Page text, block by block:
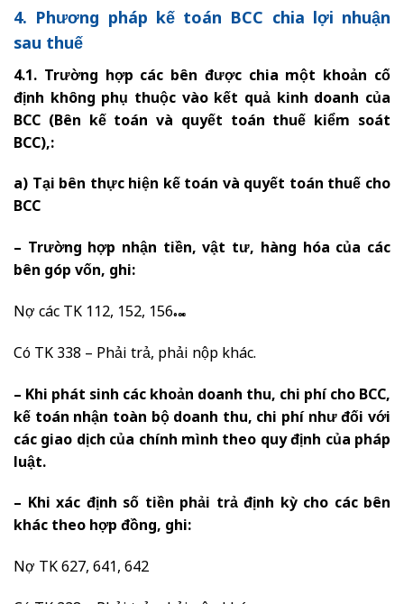
4. Phương pháp kế toán BCC chia lợi nhuận
sau thuế
4.1. Trường hợp các bên được chia một khoản cố
định không phụ thuộc vào kết quả kinh doanh của
BCC (Bên kế toán và quyết toán thuế kiểm soát
BCC),:
a) Tại bên thực hiện kế toán và quyết toán thuế cho
BCC
– Trường hợp nhận tiền, vật tư, hàng hóa của các
bên góp vốn, ghi:
Nợ các TK 112, 152, 156…
Có TK 338 – Phải trả, phải nộp khác.
– Khi phát sinh các khoản doanh thu, chi phí cho BCC,
kế toán nhận toàn bộ doanh thu, chi phí như đối với
các giao dịch của chính mình theo quy định của pháp
luật.
– Khi xác định số tiền phải trả định kỳ cho các bên
khác theo hợp đồng, ghi:
Nợ TK 627, 641, 642